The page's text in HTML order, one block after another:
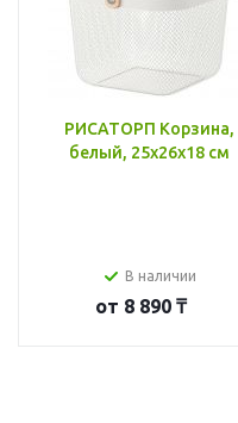
РИСАТОРП Корзина,
белый, 25x26x18 см
В наличии
от 8 890 ₸